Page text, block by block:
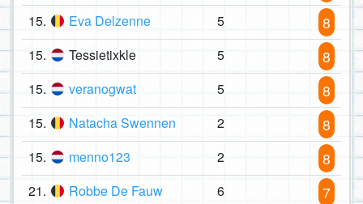
15. Eva Delzenne 5 8
15. Tessietixkle 5 8
15. veranogwat 5 8
15. Natacha Swennen 2 8
15. menno123 2 8
21. Robbe De Fauw 6 7